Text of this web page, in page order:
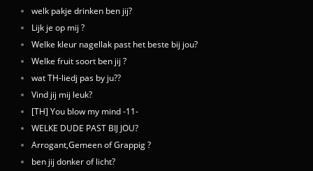
welk pakje drinken ben jij?
Lijk je op mij ?
Welke kleur nagellak past het beste bij jou?
Welke fruit soort ben jij ?
wat TH-liedj pas by ju??
Vind jij mij leuk?
[TH] You blow my mind -11-
WELKE DUDE PAST BIJ JOU?
Arrogant,Gemeen of Grappig ?
ben jij donker of licht?